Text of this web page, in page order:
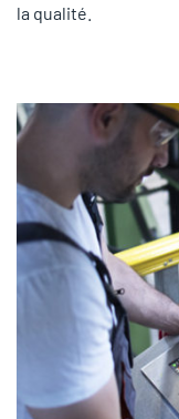
la qualité.